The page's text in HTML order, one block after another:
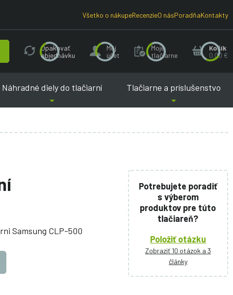
Všetko o nákupeRecenzieO násPoradňaKontakty
Opakovať
objednávku
Môj
účet
Moje
tlačiarne
Košík
0.00 €
Náhradné diely do tlačiarní Tlačiarne a príslušenstvo
Samsung CLP-500
Potrebujete poradiť
s výberom
produktov pre túto
tlačiareň?
Položiť otázku
Zobraziť 10 otázok a 3
články